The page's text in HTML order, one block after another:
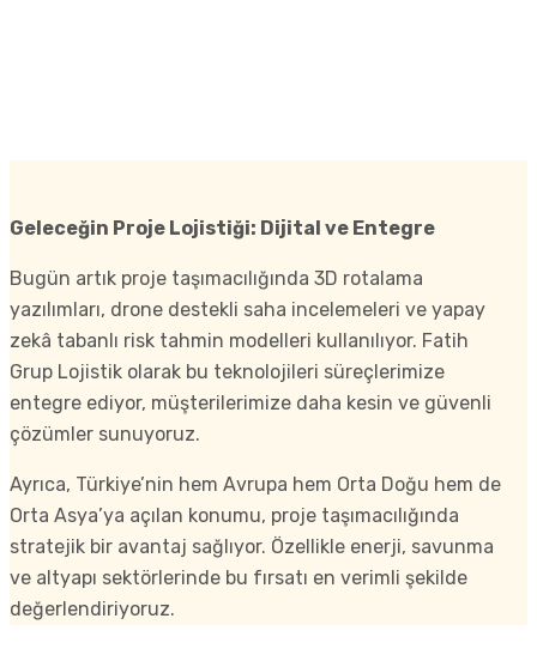
Geleceğin Proje Lojistiği: Dijital ve Entegre
Bugün artık proje taşımacılığında 3D rotalama
yazılımları, drone destekli saha incelemeleri ve yapay
zekâ tabanlı risk tahmin modelleri kullanılıyor. Fatih
Grup Lojistik olarak bu teknolojileri süreçlerimize
entegre ediyor, müşterilerimize daha kesin ve güvenli
çözümler sunuyoruz.
Ayrıca, Türkiye’nin hem Avrupa hem Orta Doğu hem de
Orta Asya’ya açılan konumu, proje taşımacılığında
stratejik bir avantaj sağlıyor. Özellikle enerji, savunma
ve altyapı sektörlerinde bu fırsatı en verimli şekilde
değerlendiriyoruz.